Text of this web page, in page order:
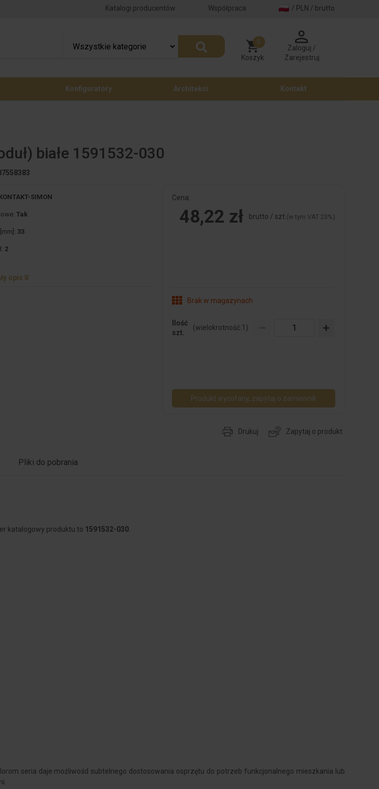
Katalogi producentów Współpraca / PLN / brutto
Koszyk
0
Zaloguj /
Zarejestruj
Konfiguratory Architekci Kontakt
białe 1591532-030
SIMON
Tak
33
2
opis
Cena:
48,22 zł brutto / szt.(w tym VAT 23%)
Brak w magazynach
Ilość
szt.
(wielokrotność:1 )
Produkt wycofany, zapytaj o zamiennik
Drukuj Zapytaj o produkt
Pliki do pobrania
katalogowy produktu to 1591532-030.
seria daje możliwośd subtelnego dostosowania osprzętu do potrzeb funkcjonalnego mieszkania lub